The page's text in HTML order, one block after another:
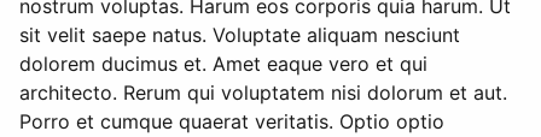
nostrum voluptas. Harum eos corporis quia harum. Ut
sit velit saepe natus. Voluptate aliquam nesciunt
dolorem ducimus et. Amet eaque vero et qui
architecto. Rerum qui voluptatem nisi dolorum et aut.
Porro et cumque quaerat veritatis. Optio optio